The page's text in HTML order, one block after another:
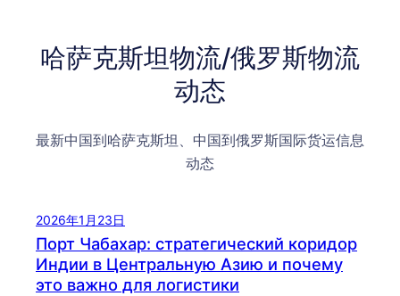
哈萨克斯坦物流/俄罗斯物流
动态
最新中国到哈萨克斯坦、中国到俄罗斯国际货运信息
动态
2026年1月23日
Порт Чабахар: стратегический коридор
Индии в Центральную Азию и почему
это важно для логистики